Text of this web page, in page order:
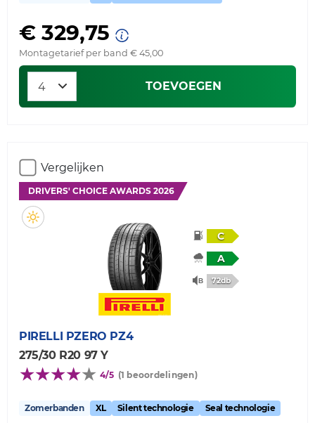
€ 329,75
Montagetarief per band € 45,00
TOEVOEGEN
Vergelijken
DRIVERS' CHOICE AWARDS 2026
C
A
72db
PIRELLI
PZERO PZ4
275/30 R20 97 Y
4/5 (1 beoordelingen)
Zomerbanden XL Silent technologie Seal technologie